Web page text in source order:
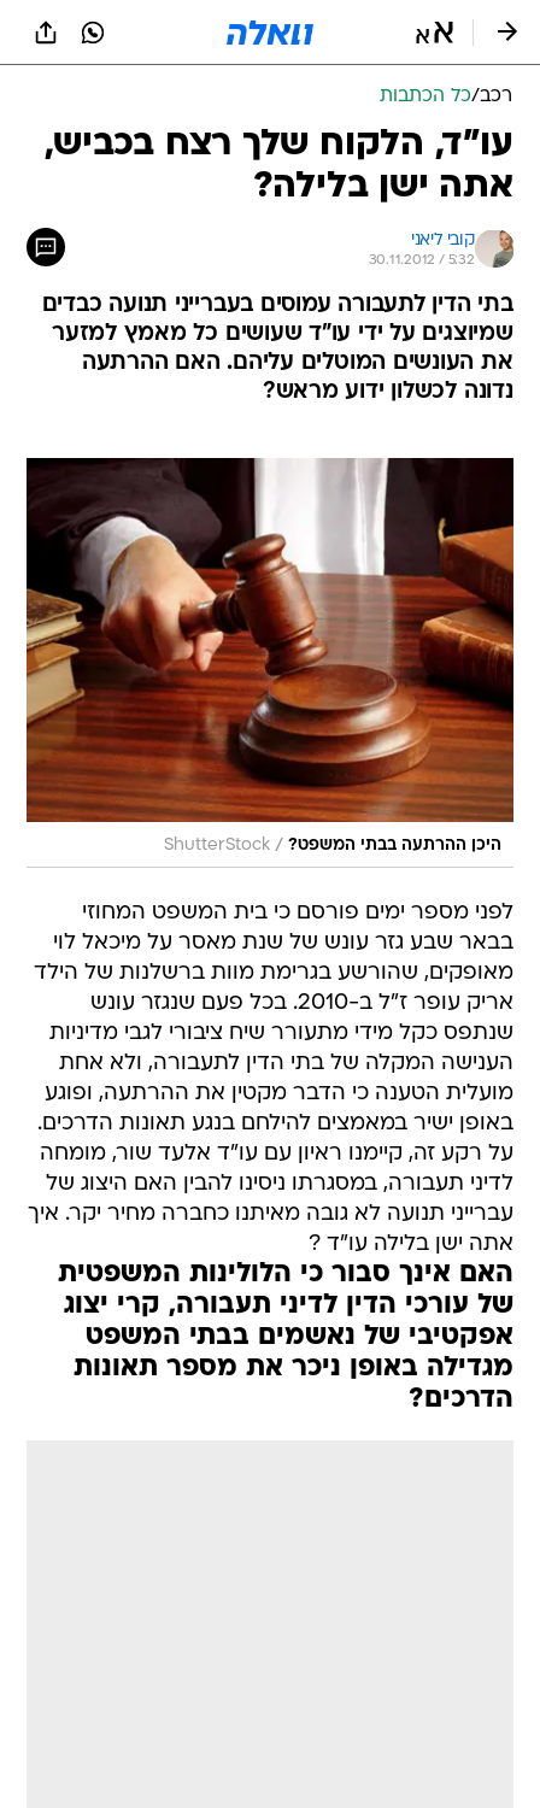
רכב/כל הכתבות
עו"ד, הלקוח שלך רצח בכביש,
אתה ישן בלילה?
קובי ליאני
30.11.2012 / 5:32
בתי הדין לתעבורה עמוסים בעברייני תנועה כבדים
שמיוצגים על ידי עו"ד שעושים כל מאמץ למזער
את העונשים המוטלים עליהם. האם ההרתעה
נדונה לכשלון ידוע מראש?
היכן ההרתעה בבתי המשפט? /
ShutterStock
לפני מספר ימים פורסם כי בית המשפט המחוזי
בבאר שבע גזר עונש של שנת מאסר על מיכאל לוי
מאופקים, שהורשע בגרימת מוות ברשלנות של הילד
אריק עופר ז"ל ב-2010. בכל פעם שנגזר עונש
שנתפס כקל מידי מתעורר שיח ציבורי לגבי מדיניות
הענישה המקלה של בתי הדין לתעבורה, ולא אחת
מועלית הטענה כי הדבר מקטין את ההרתעה, ופוגע
באופן ישיר במאמצים להילחם בנגע תאונות הדרכים.
על רקע זה, קיימנו ראיון עם עו"ד אלעד שור, מומחה
לדיני תעבורה, במסגרתו ניסינו להבין האם היצוג של
עברייני תנועה לא גובה מאיתנו כחברה מחיר יקר. איך
אתה ישן בלילה עו"ד ?
האם אינך סבור כי הלולינות המשפטית
של עורכי הדין לדיני תעבורה, קרי יצוג
אפקטיבי של נאשמים בבתי המשפט
מגדילה באופן ניכר את מספר תאונות
הדרכים?